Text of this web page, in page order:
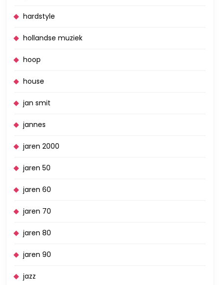
hardstyle
hollandse muziek
hoop
house
jan smit
jannes
jaren 2000
jaren 50
jaren 60
jaren 70
jaren 80
jaren 90
jazz